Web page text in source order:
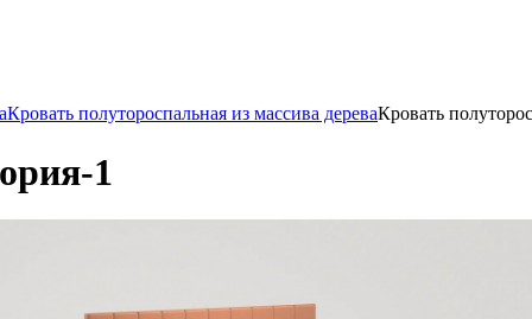
Кровать полутороспальная из массива дереваКровать
1